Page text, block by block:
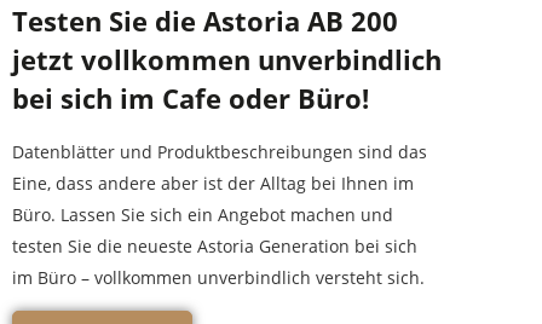
Testen Sie die Astoria AB 200
jetzt vollkommen unverbindlich
bei sich im Cafe oder Büro!
Datenblätter und Produktbeschreibungen sind das
Eine, dass andere aber ist der Alltag bei Ihnen im
Büro. Lassen Sie sich ein Angebot machen und
testen Sie die neueste Astoria Generation bei sich
im Büro – vollkommen unverbindlich versteht sich.